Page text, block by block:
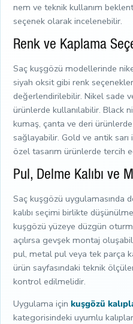
nem ve teknik kullanım
seçenek olarak incelenebilir.
Renk ve Kaplama
Saç kuşgözü modellerinde
siyah oksit gibi renk
değerlendirilebilir. Nikel sade
ürünlerde kullanılabilir. Black
kumaş, çanta ve deri
sağlayabilir. Gold ve antik
özel tasarım ürünlerde tercih
Pul, Delme Kalıbı ve
Saç kuşgözü uygulamasında
kalıbı seçimi birlikte
kuşgözü yüzeye düzgün
açılırsa gevşek montaj
pul, metal pul veya tek parça
ürün sayfasındaki teknik
kontrol edilmelidir.
Uygulama için kuşgözü
kategorisindeki uyumlu